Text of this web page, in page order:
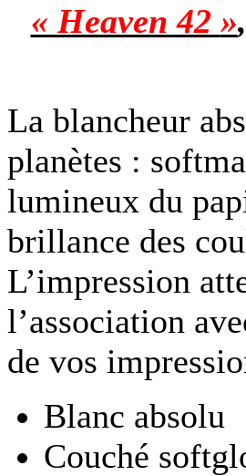
« Heaven 42 »
La blancheur
planètes :
lumineux du
brillance des
L’impression
l’association
de vos
Blanc absolu
Couché